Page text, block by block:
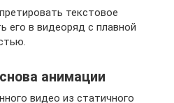
текстовое
его в видеоряд с плавной
анимации
видео из статичного